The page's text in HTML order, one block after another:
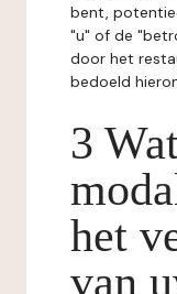
bent,
"u" of de
door het
bedoeld
3
het
van